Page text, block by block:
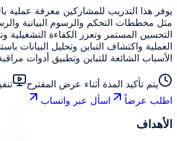
يوفر هذا التدريب للمشاركين معرفة عملية
مثل مخططات التحكم والرسوم البيانية
التحسين المستمر وتعزز الكفاءة
الأسباب الشائعة للتباين وتطبيق أدوات
يتم تأكيد المدة أثناء عرض المقترح
اطلب عرضاً
اسأل عبر واتساب
الأهداف